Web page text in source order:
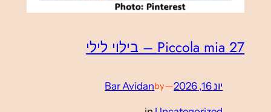
Piccola mia 27 – בילוי לילי
יונ 16, 2026 —
by
Bar Avidan